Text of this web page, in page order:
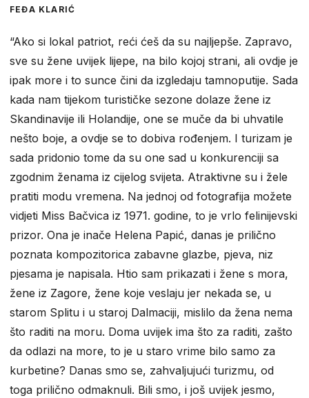
FEĐA KLARIĆ
“Ako si lokal patriot, reći ćeš da su najljepše. Zapravo,
sve su žene uvijek lijepe, na bilo kojoj strani, ali ovdje je
ipak more i to sunce čini da izgledaju tamnoputije. Sada
kada nam tijekom turističke sezone dolaze žene iz
Skandinavije ili Holandije, one se muče da bi uhvatile
nešto boje, a ovdje se to dobiva rođenjem. I turizam je
sada pridonio tome da su one sad u konkurenciji sa
zgodnim ženama iz cijelog svijeta. Atraktivne su i žele
pratiti modu vremena. Na jednoj od fotografija možete
vidjeti Miss Bačvica iz 1971. godine, to je vrlo felinijevski
prizor. Ona je inače Helena Papić, danas je prilično
poznata kompozitorica zabavne glazbe, pjeva, niz
pjesama je napisala. Htio sam prikazati i žene s mora,
žene iz Zagore, žene koje veslaju jer nekada se, u
starom Splitu i u staroj Dalmaciji, mislilo da žena nema
što raditi na moru. Doma uvijek ima što za raditi, zašto
da odlazi na more, to je u staro vrime bilo samo za
kurbetine? Danas smo se, zahvaljujući turizmu, od
toga prilično odmaknuli. Bili smo, i još uvijek jesmo,